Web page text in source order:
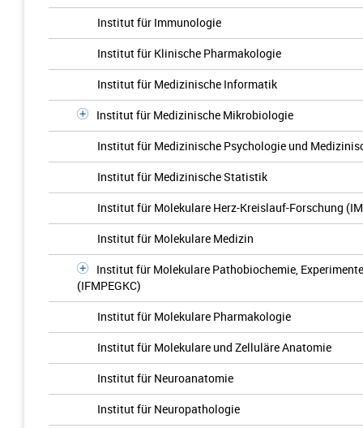
Institut für Immunologie
Institut für Klinische Pharmakologie
Institut für Medizinische Informatik
Institut für Medizinische Mikrobiologie
Institut für Medizinische Psychologie und
Institut für Medizinische Statistik
Institut für Molekulare Herz-Kreislauf-Forschung
Institut für Molekulare Medizin
Institut für Molekulare Pathobiochemie,
(IFMPEGKC)
Institut für Molekulare Pharmakologie
Institut für Molekulare und Zelluläre Anatomie
Institut für Neuroanatomie
Institut für Neuropathologie